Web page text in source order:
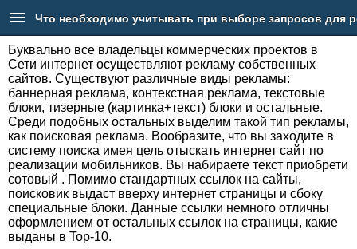
Главная
Услуги
Портфолио
Блог
РБ
Что необходимо учитывать при выборе запросов для
Буквально все владельцы коммерческих проектов в
Сети интернет осуществляют рекламу собственных
сайтов. Существуют различные виды рекламы:
баннерная реклама, контекстная реклама, текстовые
блоки, тизерные (картинка+текст) блоки и остальные.
Среди подобных остальных выделим такой тип рекламы,
как поисковая реклама. Вообразите, что вы заходите в
систему поиска имея цель отыскать интернет сайт по
реализации мобильников. Вы набираете текст приобрети
сотовый . Помимо стандартных ссылок на сайты,
поисковик выдаст вверху интернет страницы и сбоку
специальные блоки. Данные ссылки немного отличны
оформлением от остальных ссылок на страницы, какие
выданы в Top-10.